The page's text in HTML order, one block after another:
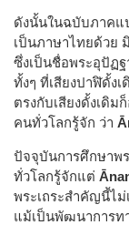
ดังนั้นในฉบับภาคแ
เป็นภาษาไทยด้วย
ซึ่งเป็นชื่อพระอุปัฏ
ทั้งๆ ที่เสียงปาฬิดั้งเ
ตรงกับเสียงดั้งเดิม
คนทั่วโลกรู้จัก ว่า
ปัจจุบันการศึกษาพ
ทั่วโลกรู้จักแต่
พระเถระสำคัญนี้ไ
แม้เป็นพัฒนาการท